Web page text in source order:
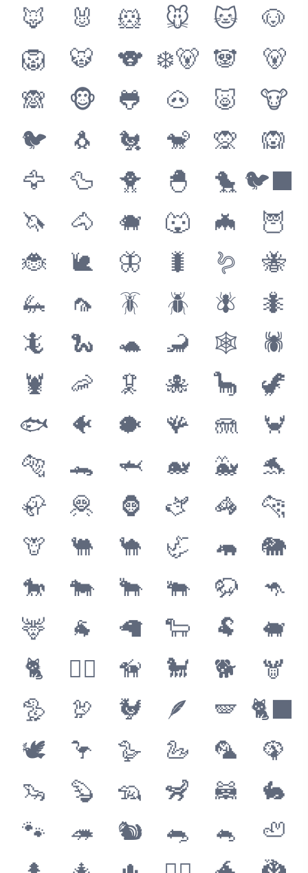
🐶
🐱
🐭
🐹
🐰
🦊
🐻
🐼
🐻‍❄️
🐨
🐯
🦁
🐮
🐷
🐽
🐸
🐵
🙈
🙉
🙊
🐒
🐔
🐧
🐦
🐦‍⬛
🐤
🐣
🐥
🦆
🦅
🦉
🦇
🐺
🐗
🐴
🦄
🐝
🪱
🐛
🦋
🐌
🐞
🐜
🪰
🪲
🪳
🦟
🦗
🕷
🕸
🦂
🐢
🐍
🦎
🦖
🦕
🐙
🦑
🦐
🦞
🦀
🪼
🪸
🐡
🐠
🐟
🐬
🐳
🐋
🦈
🐊
🐅
🐆
🦓
🫏
🦍
🦧
🦣
🐘
🦛
🦏
🐪
🐫
🦒
🦘
🦬
🐃
🐂
🐄
🐎
🐖
🐏
🐑
🦙
🐐
🦌
🫎
🐕
🐩
🦮
🐕‍🦺
🐈
🐈‍⬛
🪽
🪶
🐓
🦃
🦤
🦚
🦜
🦢
🪿
🦩
🕊
🐇
🦝
🦨
🦡
🦫
🦦
🦥
🐁
🐀
🐿
🦔
🐾